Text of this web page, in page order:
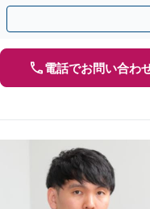
13拠点】お気軽にご相談くだ
電話でお問い合わ